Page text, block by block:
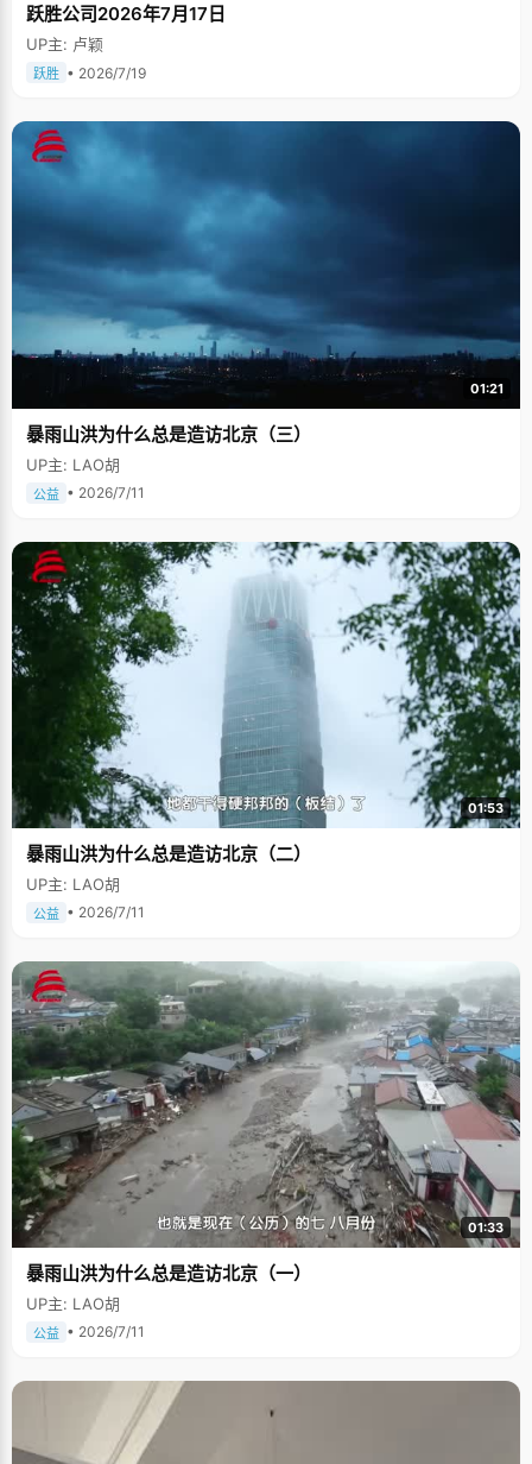
跃胜公司2026年7月17日
UP主: 卢颖
跃胜 • 2026/7/19
01:21
暴雨山洪为什么总是造访北京（三）
UP主: LAO胡
公益 • 2026/7/11
01:53
暴雨山洪为什么总是造访北京（二）
UP主: LAO胡
公益 • 2026/7/11
01:33
暴雨山洪为什么总是造访北京（一）
UP主: LAO胡
公益 • 2026/7/11